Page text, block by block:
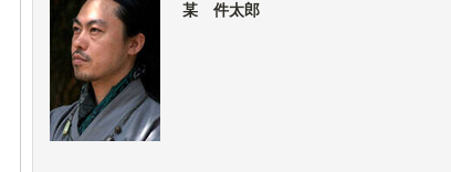
某 件太郎